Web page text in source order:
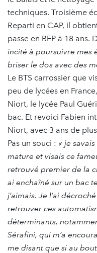
techniques. Troisième
Reparti en CAP, il
passe en BEP à 18 ans.
incité à poursuivre mes
briser le dos avec des
Le BTS carrossier que
peu de lycées en
Niort, le lycée Paul
bac. Et revoici Fabien
Niort, avec 3 ans de
Pas un souci : « je
mature et visais ce
retrouvé premier de la
ai enchaîné sur un bac
j’aimais. Je l’ai
retrouver ces
déterminants,
Sérafini, qui m’a
me disant que si au